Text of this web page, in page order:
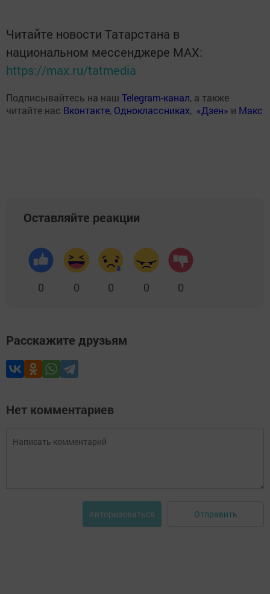
Читайте новости Татарстана в
национальном мессенджере MАХ:
https://max.ru/tatmedia
Подписывайтесь на наш Telegram-канал, а также
читайте нас Вконтакте, Одноклассниках, «Дзен» и Макс
Оставляйте реакции
0 0 0 0 0
Расскажите друзьям
Нет комментариев
Авторизоваться Отправить